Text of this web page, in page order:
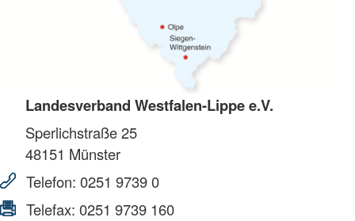
Landesverband Westfalen-Lippe e.V.
Sperlichstraße 25
48151 Münster
Telefon: 0251 9739 0
Telefax: 0251 9739 160